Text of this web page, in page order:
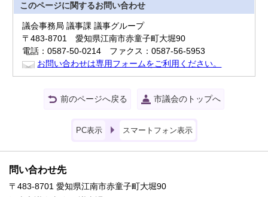
このページに関するお問い合わせ
議会事務局 議事課 議事グループ
〒483-8701 愛知県江南市赤童子町大堀90
電話：0587-50-0214 ファクス：0587-56-5953
お問い合わせは専用フォームをご利用ください。
前のページへ戻る 市議会のトップへ
PC表示 スマートフォン表示
問い合わせ先
〒483-8701 愛知県江南市赤童子町大堀90